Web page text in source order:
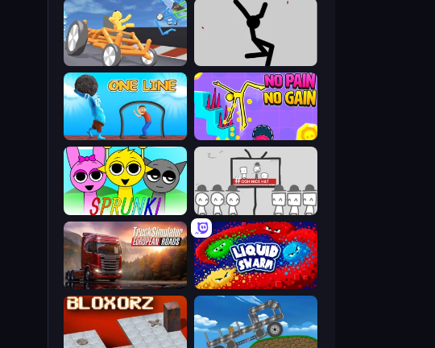
Rag Doll
Draw Crash Race
No Pain No Gain - Ragdoll Sandbox
One Line
We Become What We Behold
Sprunki
Liquid Swarm
Truck Simulator: European Roads